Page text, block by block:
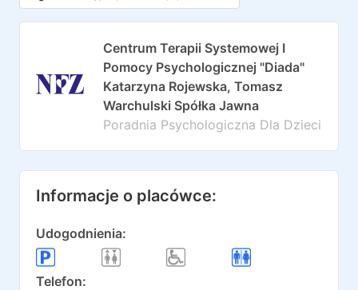
Centrum Terapii Systemowej I
Pomocy Psychologicznej "Diada"
Katarzyna Rojewska, Tomasz
Warchulski Spółka Jawna
Poradnia Psychologiczna Dla Dzieci
Informacje o placówce:
Udogodnienia:
Telefon: